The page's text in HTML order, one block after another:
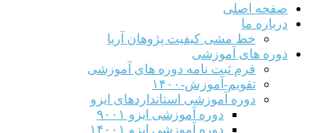
صفحه اصلی
درباره ما
خط مشی کیفیت پژوهان آریا
دوره های آموزشی
فرم ثبت نامه دوره های آموزشی
تقویم-آموزش-۱۴۰۰
دوره آموزشی استانداردهای ایزو
دوره آموزشی ایزو ۹۰۰۱
دوره آموزشی ایزو ۱۴۰۰۱